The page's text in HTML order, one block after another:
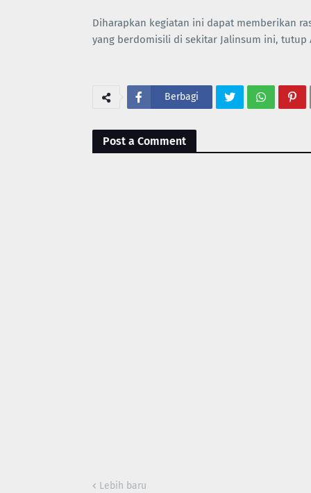
Diharapkan kegiatan ini dapat memberikan
yang berdomisili di sekitar Jalinsum ini, tutup
Berbagi
Post a Comment
Lebih baru